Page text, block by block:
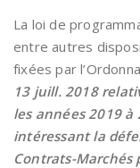
La loi de
entre autres
fixées par
13 juill. 2018
les années 2019
intéressant la
Contrats-Marchés